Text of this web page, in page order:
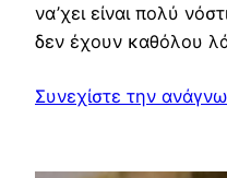
να’χει είναι πολύ
δεν έχουν καθόλου
Συνεχίστε την